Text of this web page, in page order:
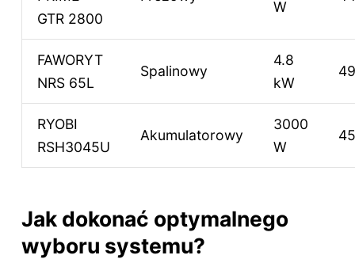
GTR 2800
W
FAWORYT
NRS 65L
Spalinowy
4.8
kW
RYOBI
RSH3045U
Akumulatorowy
3000
W
Jak dokonać optymalnego
wyboru systemu?